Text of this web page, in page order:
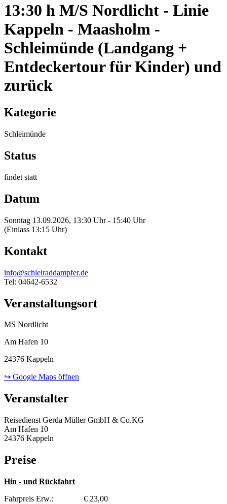
13:30 h M/S Nordlicht - Linie
Kappeln - Maasholm -
Schleimünde (Landgang +
Entdeckertour für Kinder) und
zurück
Kategorie
Schleimünde
Status
findet statt
Datum
Sonntag 13.09.2026, 13:30 Uhr - 15:40 Uhr
(Einlass 13:15 Uhr)
Kontakt
info@schleiraddampfer.de
Tel: 04642-6532
Veranstaltungsort
MS Nordlicht
Am Hafen 10
24376 Kappeln
↪ Google Maps öffnen
Veranstalter
Reisedienst Gerda Müller GmbH & Co.KG
Am Hafen 10
24376 Kappeln
Preise
Hin - und Rückfahrt
Fahrpreis Erw.: € 23,00